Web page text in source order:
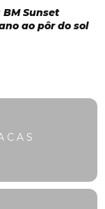
Sunset
ao pôr do sol